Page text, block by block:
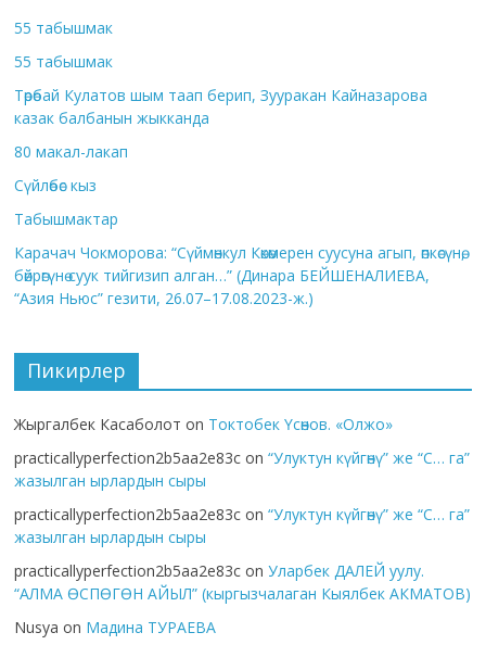
55 табышмак
55 табышмак
Төрөбай Кулатов шым таап берип, Зууракан Кайназарова
казак балбанын жыкканда
80 макал-лакап
Сүйлөбөс кыз
Табышмактар
Карачач Чокморова: “Сүймөнкул Көкөмерен суусуна агып, өпкөсүнө,
бөйрөгүнө суук тийгизип алган…” (Динара БЕЙШЕНАЛИЕВА,
“Азия Ньюс” гезити, 26.07–17.08.2023-ж.)
Пикирлер
Жыргалбек Касаболот on Токтобек Үсөнов. «Олжо»
practicallyperfection2b5aa2e83c on“Улуктун күйгөнү” же “С… га”
жазылган ырлардын сыры
practicallyperfection2b5aa2e83c on“Улуктун күйгөнү” же “С… га”
жазылган ырлардын сыры
practicallyperfection2b5aa2e83c onУларбек ДАЛЕЙ уулу.
“АЛМА ӨСПӨГӨН АЙЫЛ” (кыргызчалаган Кыялбек АКМАТОВ)
Nusya on Мадина ТУРАЕВА